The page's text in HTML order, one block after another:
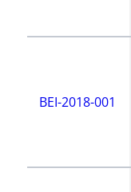
BEI-2018-001